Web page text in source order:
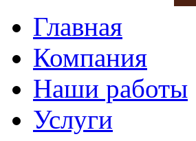
Главная
Компания
Наши работы
Услуги